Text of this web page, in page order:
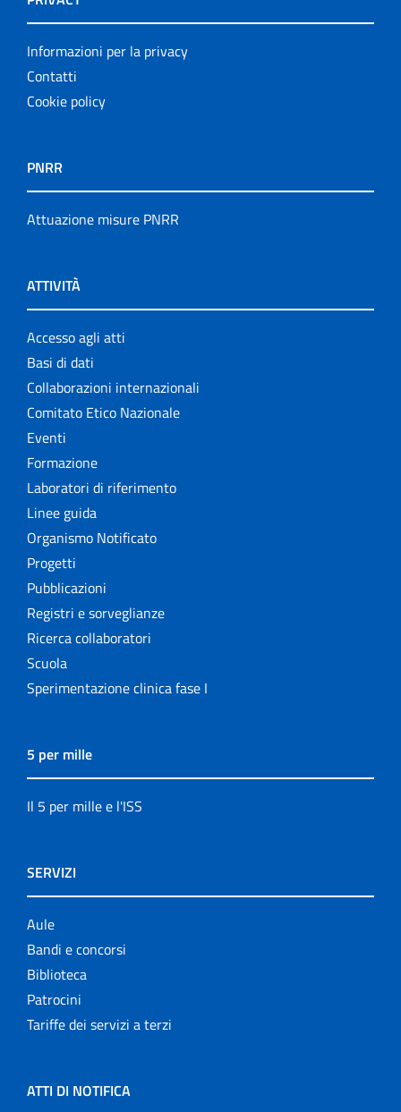
Informazioni per la privacy
Contatti
Cookie policy
PNRR
Attuazione misure PNRR
ATTIVITÀ
Accesso agli atti
Basi di dati
Collaborazioni internazionali
Comitato Etico Nazionale
Eventi
Formazione
Laboratori di riferimento
Linee guida
Organismo Notificato
Progetti
Pubblicazioni
Registri e sorveglianze
Ricerca collaboratori
Scuola
Sperimentazione clinica fase I
5 per mille
Il 5 per mille e l'ISS
SERVIZI
Aule
Bandi e concorsi
Biblioteca
Patrocini
Tariffe dei servizi a terzi
ATTI DI NOTIFICA